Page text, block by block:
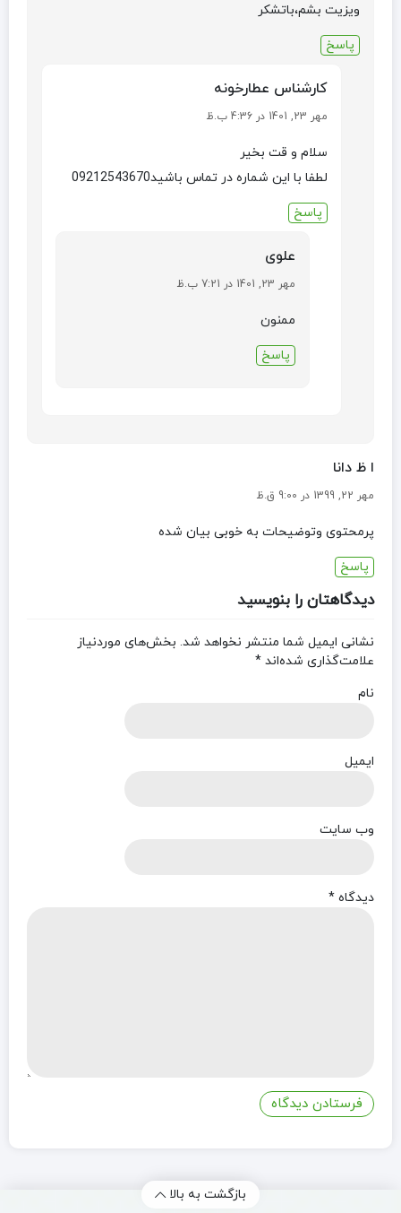
ویزیت بشم،باتشکر
پاسخ
کارشناس عطارخونه
مهر 23, 1401 در 4:36 ب.ظ
سلام و قت بخیر
لطفا با این شماره در تماس باشید09212543670
پاسخ
علوی
مهر 23, 1401 در 7:21 ب.ظ
ممنون
پاسخ
ا ظ دانا
مهر 22, 1399 در 9:00 ق.ظ
پرمحتوی وتوضیحات به خوبی بیان شده
پاسخ
دیدگاهتان را بنویسید
نشانی ایمیل شما منتشر نخواهد شد. بخش‌های موردنیاز
علامت‌گذاری شده‌اند *
نام
ایمیل
وب‌ سایت
دیدگاه *
بازگشت به بالا